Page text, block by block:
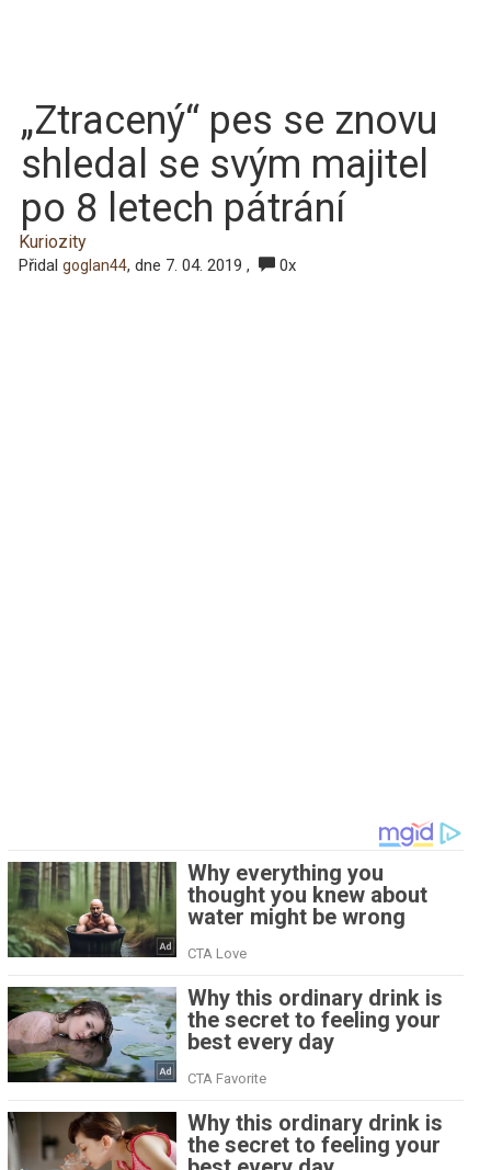
„Ztracený“ pes se znovu
shledal se svým majitel
po 8 letech pátrání
Kuriozity
Přidal goglan44, dne 7. 04. 2019 , 0x